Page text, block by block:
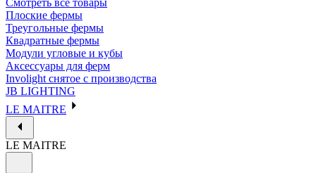
Смотреть все товары
Плоские фермы
Треугольные фермы
Квадратные фермы
Модули угловые и кубы
Аксессуары для ферм
Involight снятое с производства
JB LIGHTING
LE MAITRE
LE MAITRE